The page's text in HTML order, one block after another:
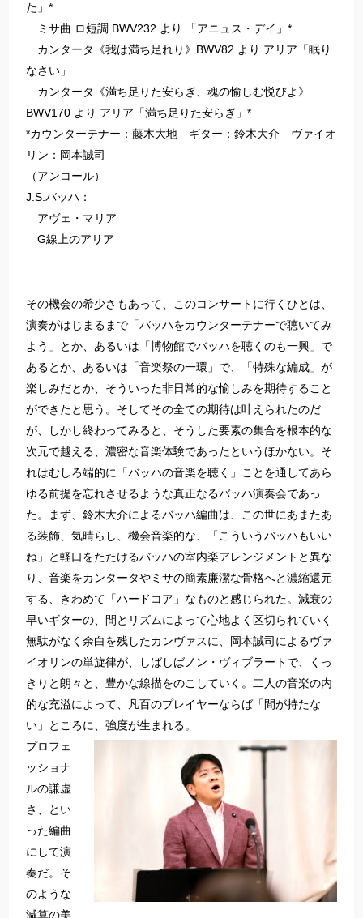
た」*
ミサ曲 ロ短調 BWV232 より 「アニュス・デイ」*
カンタータ《我は満ち足れり》BWV82 より アリア「眠り
なさい」
カンタータ《満ち足りた安らぎ、魂の愉しむ悦びよ》
BWV170 より アリア「満ち足りた安らぎ」*
*カウンターテナー：藤木大地 ギター：鈴木大介 ヴァイオ
リン：岡本誠司
（アンコール）
J.S.バッハ：
アヴェ・マリア
G線上のアリア
その機会の希少さもあって、このコンサートに行くひとは、
演奏がはじまるまで「バッハをカウンターテナーで聴いてみ
よう」とか、あるいは「博物館でバッハを聴くのも一興」で
あるとか、あるいは「音楽祭の一環」で、「特殊な編成」が
楽しみだとか、そういった非日常的な愉しみを期待すること
ができたと思う。そしてその全ての期待は叶えられたのだ
が、しかし終わってみると、そうした要素の集合を根本的な
次元で越える、濃密な音楽体験であったというほかない。そ
れはむしろ端的に「バッハの音楽を聴く」ことを通してあら
ゆる前提を忘れさせるような真正なるバッハ演奏会であっ
た。まず、鈴木大介によるバッハ編曲は、この世にあまたあ
る装飾、気晴らし、機会音楽的な、「こういうバッハもいい
ね」と軽口をたたけるバッハの室内楽アレンジメントと異な
り、音楽をカンタータやミサの簡素廉潔な骨格へと濃縮還元
する、きわめて「ハードコア」なものと感じられた。減衰の
早いギターの、間とリズムによって心地よく区切られていく
無駄がなく余白を残したカンヴァスに、岡本誠司によるヴァ
イオリンの単旋律が、しばしばノン・ヴィブラートで、くっ
きりと朗々と、豊かな線描をのこしていく。二人の音楽の内
的な充溢によって、凡百のプレイヤーならば「間が持たな
い」ところに、強度が生まれる。
プロフェ
ッショナ
ルの謙虚
さ、とい
った編曲
にして演
奏だ。そ
のような
減算の美